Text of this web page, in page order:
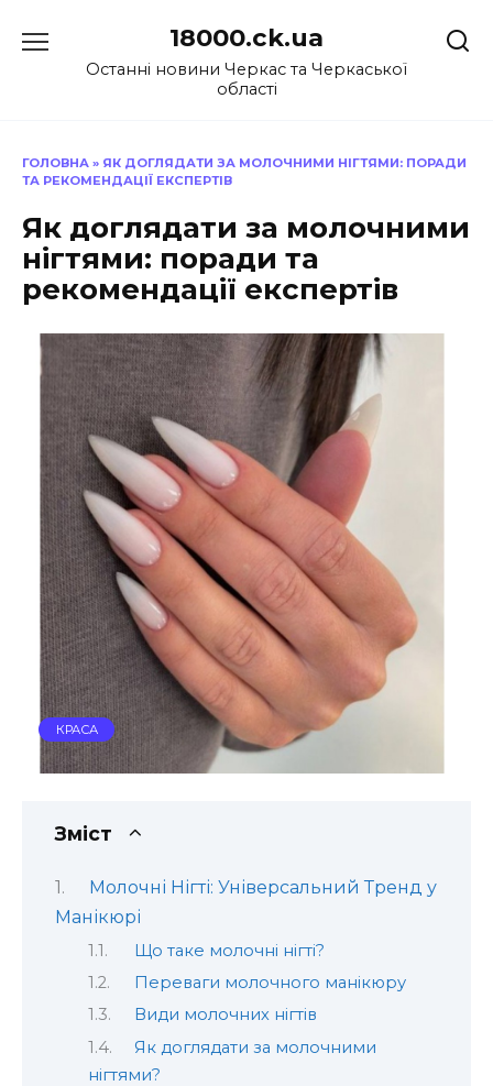
до
18000.ck.ua
Останні новини Черкас та Черкаської
області
ГОЛОВНА » ЯК ДОГЛЯДАТИ ЗА МОЛОЧНИМИ НІГТЯМИ: ПОРАДИ
ТА РЕКОМЕНДАЦІЇ ЕКСПЕРТІВ
Як доглядати за молочними
нігтями: поради та
рекомендації експертів
КРАСА
Зміст
Молочні Нігті: Універсальний Тренд у
Манікюрі
Що таке молочні нігті?
Переваги молочного манікюру
Види молочних нігтів
Як доглядати за молочними
нігтями?